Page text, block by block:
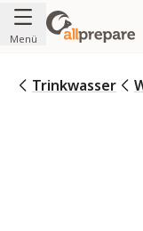
Zum Inhalt springen
Menü
Trinkwasser